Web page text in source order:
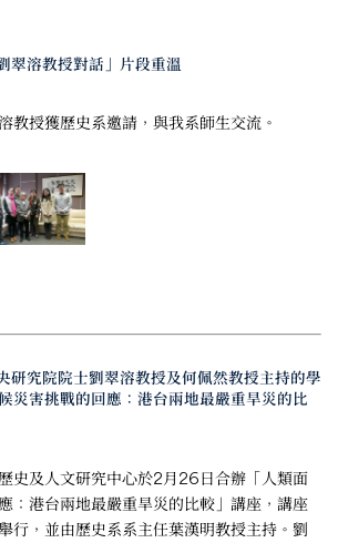
翠溶教授對話」片段重溫
教授獲歷史系邀請，與我系師生交流。
研究院院士劉翠溶教授及何佩然教授主持的學
災害挑戰的回應：港台兩地最嚴重旱災的比
史及人文研究中心於2月26日合辦「人類面
：港台兩地最嚴重旱災的比較」講座，講座
行，並由歷史系系主任葉漢明教授主持。劉